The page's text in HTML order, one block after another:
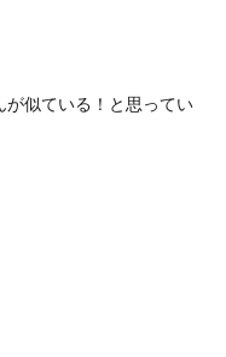
似ている！と思ってい